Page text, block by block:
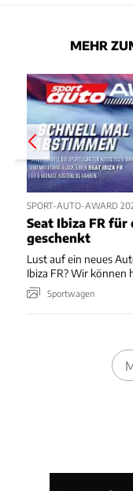
MEHR
SPORT-AUTO-AWARD
Seat Ibiza FR für
geschenkt
Lust auf ein neues
Ibiza FR? Wir können
Sportwagen